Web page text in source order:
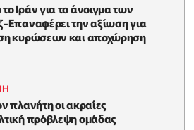
Ιράν για το άνοιγμα των
Επαναφέρει την αξίωση για
κυρώσεων και αποχώρηση
πλανήτη οι ακραίες
πρόβλεψη ομάδας